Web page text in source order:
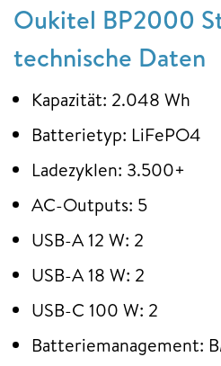
Oukitel BP2000
technische Daten
Kapazität: 2.048 Wh
Batterietyp: LiFePO4
Ladezyklen: 3.500+
AC-Outputs: 5
USB-A 12 W: 2
USB-A 18 W: 2
USB-C 100 W: 2
Batteriemanagement: